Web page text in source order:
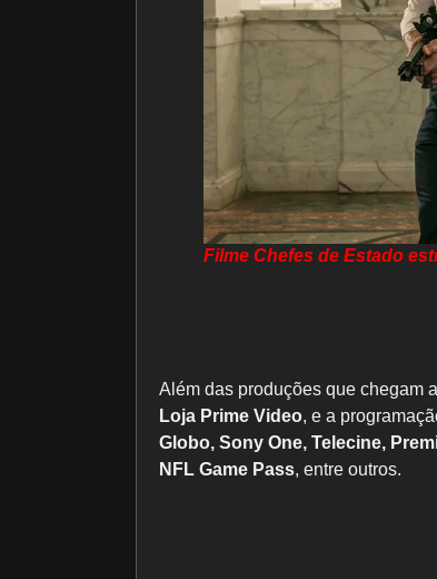
Filme Chefes de Estado
Além das produções que chegam
Loja Prime Video, e a
Globo, Sony One, Telecine,
NFL Game Pass, entre outros.